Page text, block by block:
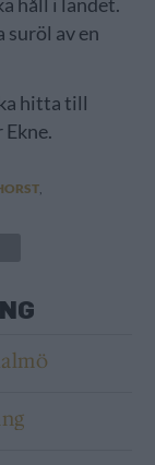
håll i landet.
av en
hitta till
Ekne.
,